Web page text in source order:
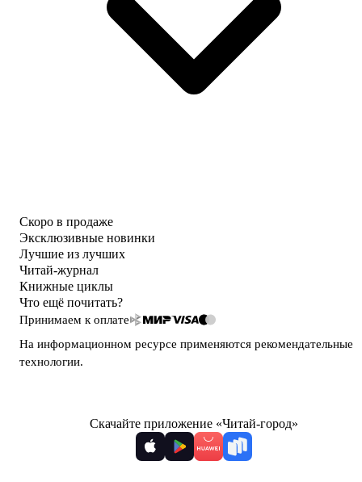
Скоро в продаже
Эксклюзивные новинки
Лучшие из лучших
Читай-журнал
Книжные циклы
Что ещё почитать?
Принимаем к оплате
На информационном ресурсе применяются рекомендательные
технологии.
Скачайте приложение «Читай-город»